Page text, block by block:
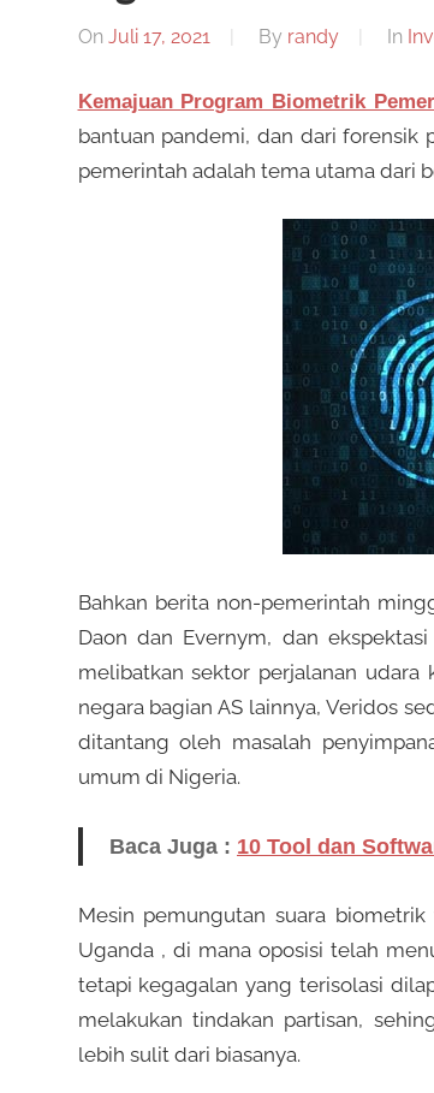
On Juli 17, 2021 By randy In
Kemajuan Program Biometrik
bantuan pandemi, dan dari forensik
pemerintah adalah tema utama dari
Bahkan berita non-pemerintah
Daon dan Evernym, dan
melibatkan sektor perjalanan
negara bagian AS lainnya, Veridos
ditantang oleh masalah
umum di Nigeria.
Baca Juga : 10 Tool dan
Mesin pemungutan suara
Uganda , di mana oposisi telah
tetapi kegagalan yang terisolasi
melakukan tindakan partisan,
lebih sulit dari biasanya.